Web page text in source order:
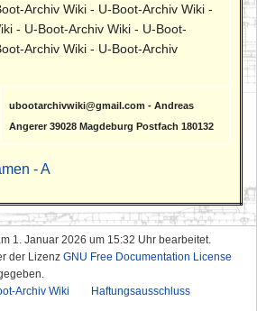
Archiv Wiki - U-Boot-Archiv Wiki -
- U-Boot-Archiv Wiki - U-Boot-
Archiv Wiki - U-Boot-Archiv
ubootarchivwiki@gmail.com - Andreas
Angerer 39028 Magdeburg Postfach 180132
- A
1. Januar 2026 um 15:32 Uhr bearbeitet.
der Lizenz GNU Free Documentation License
Archiv Wiki Haftungsausschluss